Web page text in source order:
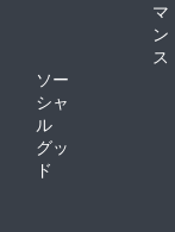
マ
ン
ス
ソー
シャ
ル
グッ
ド